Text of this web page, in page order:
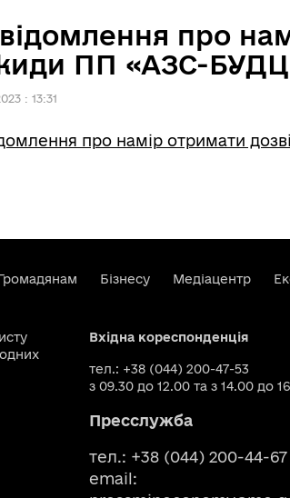
про
ПП «АЗС-
: 13:31
про намір отримати
Бізнесу Медіацентр
Вхідна кореспонденція
тел.: +38 (044) 200-47-53
з 09.30 до 12.00 та з 14.00 до
Пресслужба
тел.: +38 (044) 200-44-67
email: